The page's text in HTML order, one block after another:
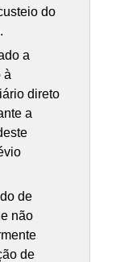
do
a
à
direto
a
de
não
de